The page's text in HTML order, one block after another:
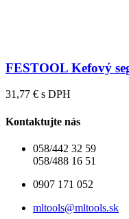
FESTOOL Kefový
31,77 € s DPH
Kontaktujte nás
058/442 32 59
058/488 16 51
0907 171 052
mltools@mltools.sk